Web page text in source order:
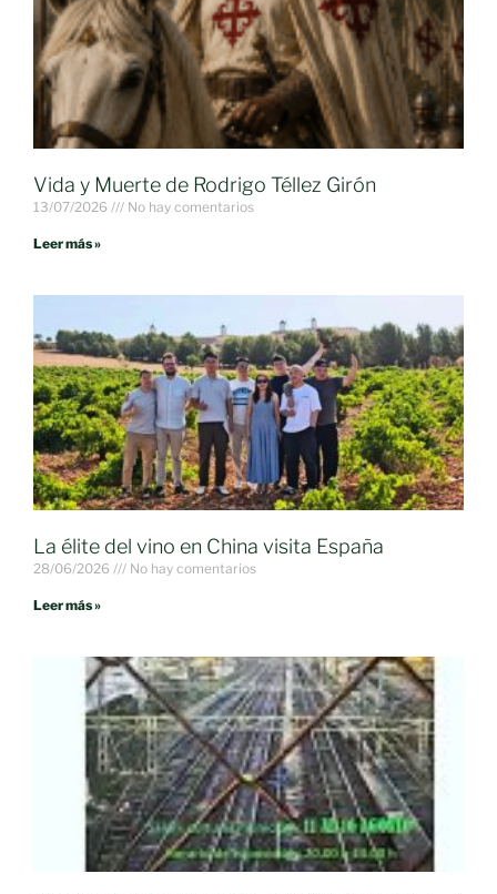
Vida y Muerte de Rodrigo Téllez Girón
13/07/2026 No hay comentarios
Leer más »
La élite del vino en China visita España
28/06/2026 No hay comentarios
Leer más »